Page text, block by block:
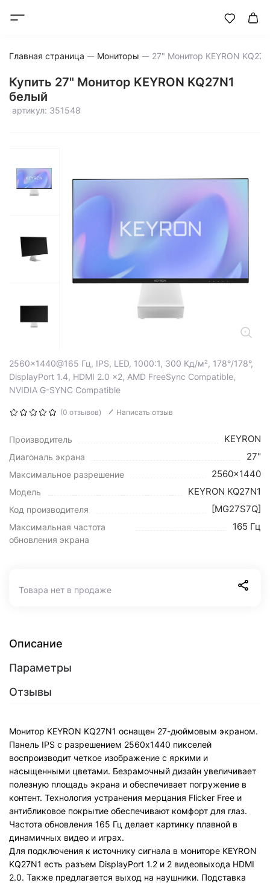
Главная страница Мониторы
Купить 27" Монитор KEYRON KQ27N1
белый
артикул: 351548
2560x1440@165 Гц, IPS, LED, 1000:1, 300 Кд/м², 178°/178°,
DisplayPort 1.4, HDMI 2.0 x2, AMD FreeSync Compatible,
NVIDIA G-SYNC Compatible
(0 отзывов) Написать отзыв
Производитель KEYRON
Диагональ экрана 27"
Максимальное разрешение 2560x1440
Модель KEYRON KQ27N1
Код производителя [MG27S7Q]
Максимальная частота
обновления экрана
165 Гц
Товара нет в продаже
Описание
Параметры
Отзывы
Монитор KEYRON KQ27N1 оснащен 27-дюймовым экраном.
Панель IPS с разрешением 2560x1440 пикселей
воспроизводит четкое изображение с яркими и
насыщенными цветами. Безрамочный дизайн увеличивает
полезную площадь экрана и обеспечивает погружение в
контент. Технология устранения мерцания Flicker Free и
антибликовое покрытие обеспечивают комфорт для глаз.
Частота обновления 165 Гц делает картинку плавной в
динамичных видео и играх.
Для подключения к источнику сигнала в мониторе KEYRON
KQ27N1 есть разъем DisplayPort 1.2 и 2 видеовыхода HDMI
2.0. Также предлагается выход на наушники. Подставка